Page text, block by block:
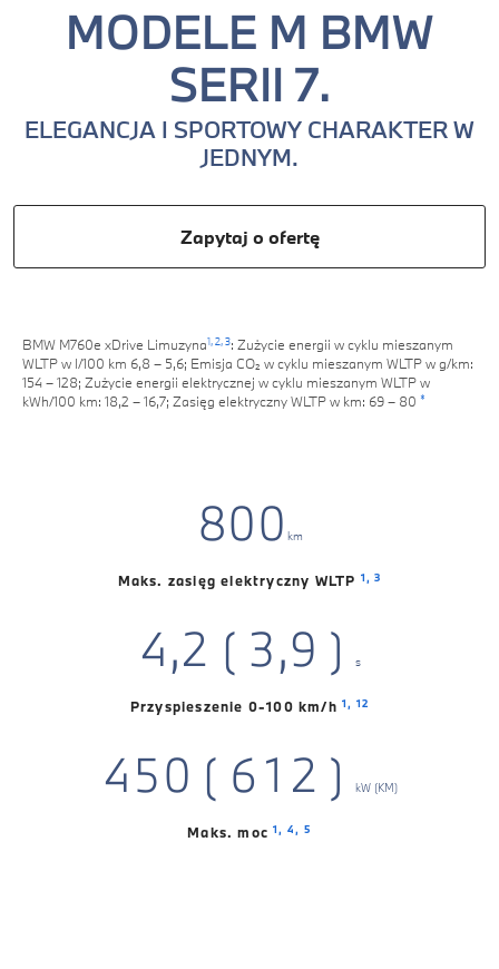
MODELE M BMW
SERII 7.
ELEGANCJA I SPORTOWY CHARAKTER W
JEDNYM.
Zapytaj o ofertę
BMW M760e xDrive Limuzyna1,2,3: Zużycie energii w cyklu mieszanym
WLTP w l/100 km 6,8 – 5,6; Emisja CO₂ w cyklu mieszanym WLTP w g/km:
154 – 128; Zużycie energii elektrycznej w cyklu mieszanym WLTP w
kWh/100 km: 18,2 – 16,7; Zasięg elektryczny WLTP w km: 69 – 80 *
0
1
2
4
5
8
9
0
1
3
4
5
6
7
0
1
3
4
5
6
7
km
Maks. zasięg elektryczny WLTP 1,3
2
3
4
5
7
,
0
1
2
3
5
6
(
0
1
2
3
4
6
7
,
0
2
3
4
6
7
8
9 ) s
Przyspieszenie 0-100 km/h1, 12
0
4
1
2
3
4
50 (
0
1
2
3
4
5
6
7
0
1
2
0
1
2
3
) kW (KM)
Maks. moc1, 4, 5